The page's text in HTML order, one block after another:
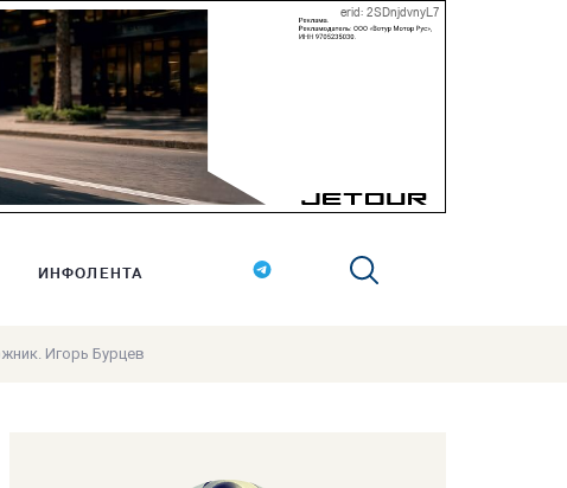
erid: 2SDnjdvnyL7
ИНФОЛЕНТА
Игорь Бурцев